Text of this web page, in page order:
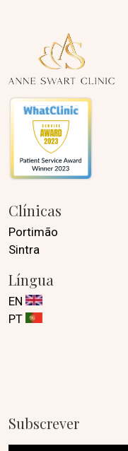
Clínicas
Portimão
Sintra
Língua
EN
PT
Subscrever